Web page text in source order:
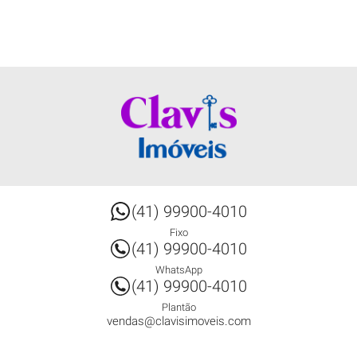
(41) 99900-4010
Fixo
(41) 99900-4010
WhatsApp
(41) 99900-4010
Plantão
vendas@clavisimoveis.com